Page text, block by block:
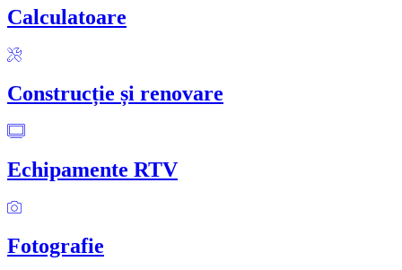
Calculatoare
Construcție și renovare
Echipamente RTV
Fotografie